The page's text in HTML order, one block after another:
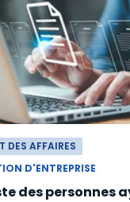
DES AFFAIRES
D'ENTREPRISE
des personnes